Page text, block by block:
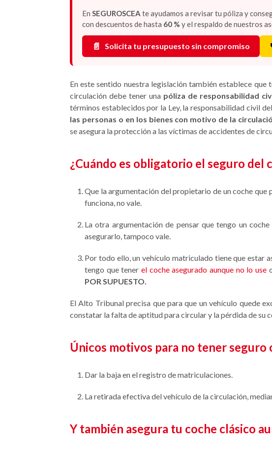
En SEGUROSCEA te ayudamos a revisar tu póliza y
con descuentos de hasta 60 % y el respaldo de nuestros
📄 Solicita tu presupuesto sin compromiso
En este sentido nuestra legislación también establece
circulación debe tener unapóliza de responsabilidad
términos establecidos por la Ley, la responsabilidad civil
las personas o en los bienes con motivo de la
se asegura la protección a las víctimas de accidentes de
¿Cuándo es obligatorio el seguro del
Que la argumentación del propietario de un coche que
funciona, no vale.
La otra argumentación de pensar que tengo un
asegurarlo, tampoco vale.
Por todo ello, un vehículo matriculado tiene que estar
tengo que tenerel coche asegurado aunque no lo use
POR SUPUESTO.
El Alto Tribunal precisa que para que un vehículo quede
constatar la falta de aptitud para circular y la pérdida de su
Únicos motivos para no tener
Dar la baja en el registro de matriculaciones.
La retirada efectiva del vehículo de la circulación,
Y también asegura tu coche clásico